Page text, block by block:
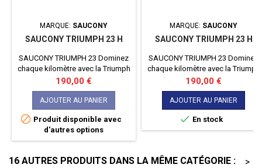
MARQUE: SAUCONY
SAUCONY TRIUMPH 23 H
SAUCONY TRIUMPH 23 Dominez
chaque kilomètre avec la Triumph
23 de Saucony. Conçue pour les
coureurs exigeants, cette
chaussure allie un amorti
exceptionnel et une réactivité
sans pareil. Laissez-vous porter
par un confort incomparable et
une performance inégalée à
Prix
190,00 €
AJOUTER AU PANIER
 Produit disponible avec
d'autres options
MARQUE: SAUCONY
SAUCONY TRIUMPH 23 H
SAUCONY TRIUMPH 23 Dominez
chaque kilomètre avec la Triumph
23 de Saucony. Conçue pour les
coureurs exigeants, cette
chaussure allie un amorti
exceptionnel et une réactivité
sans pareil. Laissez-vous porter
par un confort incomparable et
Prix
190,00 €
AJOUTER AU PANIER
 En stock
16 AUTRES PRODUITS DANS LA MÊME CATÉGORIE :
>